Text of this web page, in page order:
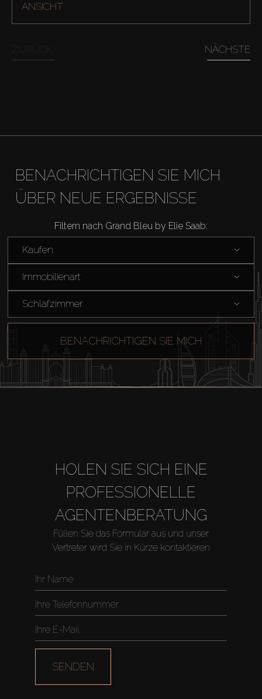
About Us
ANSICHT
NÄCHSTE
BENACHRICHTIGEN SIE MICH
ÜBER NEUE ERGEBNISSE
Filtern nach Grand Bleu by Elie Saab:
Kaufen
Immobilienart
Schlafzimmer
BENACHRICHTIGEN SIE MICH
HOLEN SIE SICH EINE
PROFESSIONELLE
AGENTENBERATUNG
Füllen Sie das Formular aus und unser
Vertreter wird Sie in Kürze kontaktieren
SENDEN